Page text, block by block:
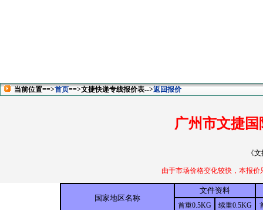
当前位置==>首页==>文捷快递专线报价表-->返回报价
广州市文捷
《
由于市场价格变化较快，本报价
国家地区名称
文件资料
首重0.5KG 续重0.5KG